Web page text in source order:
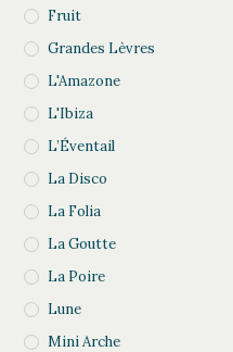
Fruit
Grandes Lèvres
L'Amazone
L'Ibiza
L’Éventail
La Disco
La Folia
La Goutte
La Poire
Lune
Mini Arche